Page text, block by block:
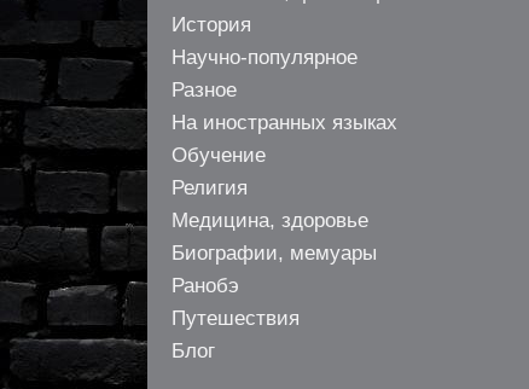
История
Научно-популярное
Разное
На иностранных языках
Обучение
Религия
Медицина, здоровье
Биографии, мемуары
Ранобэ
Путешествия
Блог